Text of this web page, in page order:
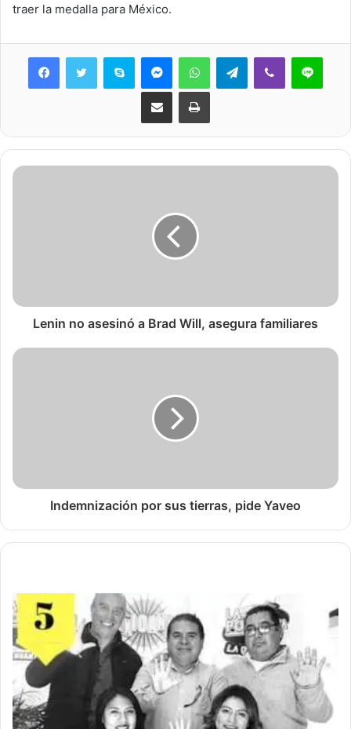
traer la medalla para México.
Skype MessengerWhatsAppTelegramViber Line
Share via Email Print
Lenin no asesinó a Brad Will, asegura familiares
Indemnización por sus tierras, pide Yaveo